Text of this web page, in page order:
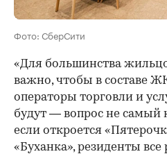
Фото: СберСити
«Для большинства
важно, чтобы в составе
операторы торговли и
будут — вопрос не самый
если откроется
«Буханка», резиденты все